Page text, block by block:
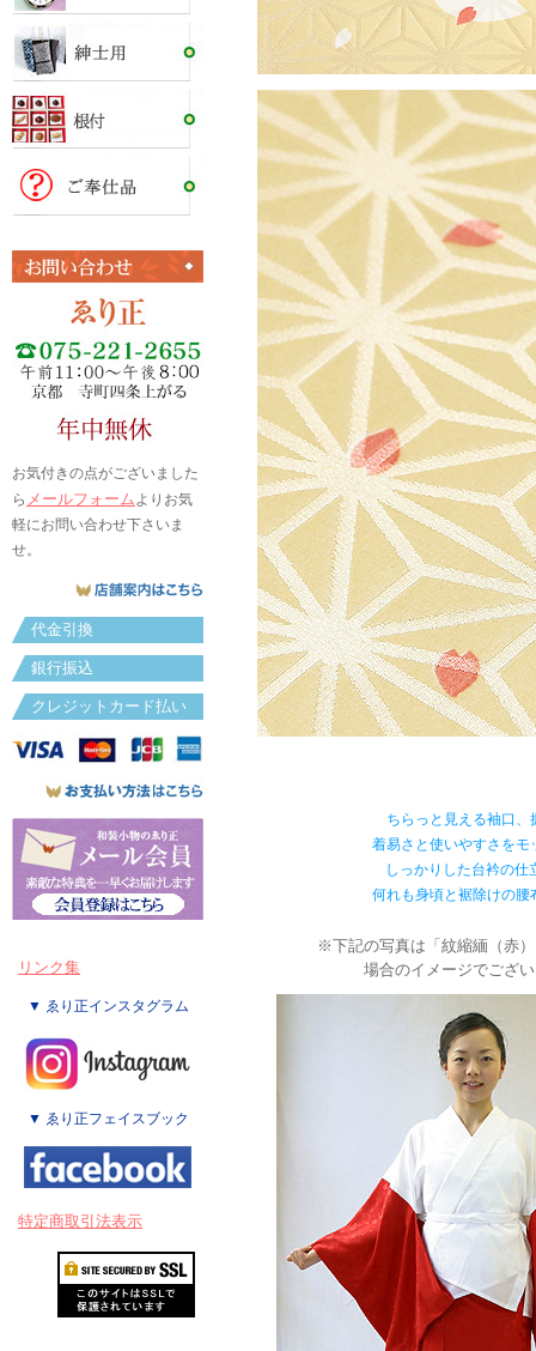
お気付きの点がございました
ら メールフォームよりお気
軽にお問い合わせ下さいま
せ。
代金引換
銀行振込
クレジットカード払い
リンク集
▼ ゑり正インスタグラム
▼ ゑり正フェイスブック
特定商取引法表示
ちらっと見える袖口
着易さと使いやすさを
しっかりした台衿の
何れも身頃と裾除けの
※下記の写真は「紋縮緬（赤
場合のイメージでござ